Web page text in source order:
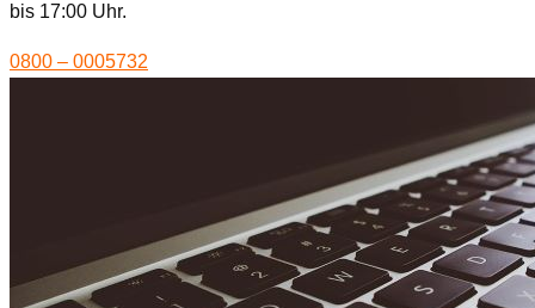
bis 17:00 Uhr.
0800 – 0005732